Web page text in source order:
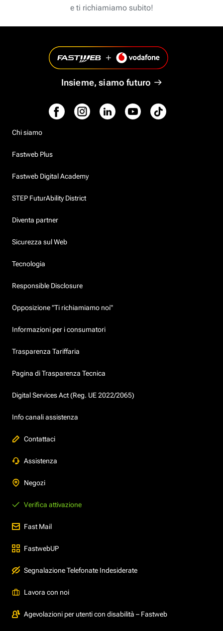
e ti richiamiamo subito!
Insieme, siamo futuro
Chi siamo
Fastweb Plus
Fastweb Digital Academy
STEP FuturAbility District
Diventa partner
Sicurezza sul Web
Tecnologia
Responsible Disclosure
Opposizione "Ti richiamiamo noi"
Informazioni per i consumatori
Trasparenza Tariffaria
Pagina di Trasparenza Tecnica
Digital Services Act (Reg. UE 2022/2065)
Info canali assistenza
Contattaci
Assistenza
Negozi
Verifica attivazione
Fast Mail
FastwebUP
Segnalazione Telefonate Indesiderate
Lavora con noi
Agevolazioni per utenti con disabilità – Fastweb